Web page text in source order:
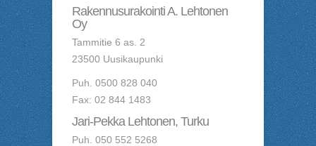
Rakennusurakointi A. Lehtonen
Oy
Tammitie 6 as. 2
23500 Uusikaupunki
Puh. 0500 828 040
Fax: 02 844 1483
Jari-Pekka Lehtonen, Turku
Puh. 050 552 5268